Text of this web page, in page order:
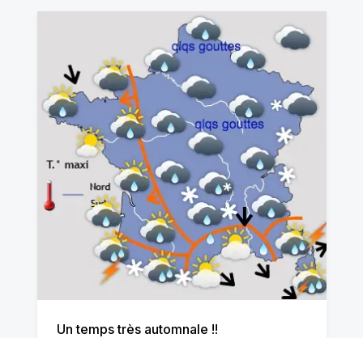
Un temps très automnale !!